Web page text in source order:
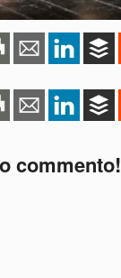
commento!